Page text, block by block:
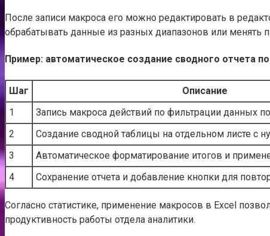
После записи макроса его можно редактировать в
обрабатывать данные из разных диапазонов или менять
Пример: автоматическое создание сводного отчета
Шаг
Описание
1
Запись макроса действий по фильтрации данных
2
Создание сводной таблицы на отдельном листе с
3
Автоматическое форматирование итогов и
4
Сохранение отчета и добавление кнопки для
Согласно статистике, применение макросов в Excel
продуктивность работы отдела аналитики.